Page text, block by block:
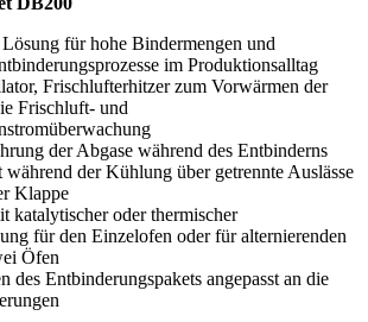
für hohe Bindermengen und
im Produktionsalltag
Frischlufterhitzer zum Vorwärmen der
Frischluft- und
der Abgase während des Entbinderns
der Kühlung über getrennte Auslässe
Klappe
katalytischer oder thermischer
für den Einzelofen oder für alternierenden
Öfen
des Entbinderungspakets angepasst an die